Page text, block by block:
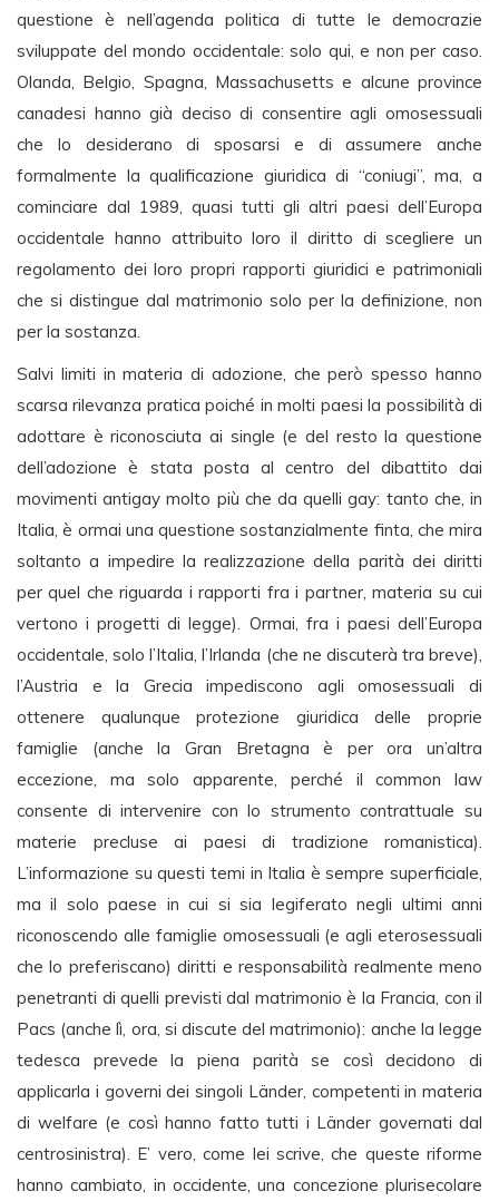
questione è nell’agenda politica di tutte le democrazie
sviluppate del mondo occidentale: solo qui, e non per caso.
Olanda, Belgio, Spagna, Massachusetts e alcune province
canadesi hanno già deciso di consentire agli omosessuali
che lo desiderano di sposarsi e di assumere anche
formalmente la qualificazione giuridica di “coniugi”, ma, a
cominciare dal 1989, quasi tutti gli altri paesi dell’Europa
occidentale hanno attribuito loro il diritto di scegliere un
regolamento dei loro propri rapporti giuridici e patrimoniali
che si distingue dal matrimonio solo per la definizione, non
per la sostanza.
Salvi limiti in materia di adozione, che però spesso hanno
scarsa rilevanza pratica poiché in molti paesi la possibilità di
adottare è riconosciuta ai single (e del resto la questione
dell’adozione è stata posta al centro del dibattito dai
movimenti antigay molto più che da quelli gay: tanto che, in
Italia, è ormai una questione sostanzialmente finta, che mira
soltanto a impedire la realizzazione della parità dei diritti
per quel che riguarda i rapporti fra i partner, materia su cui
vertono i progetti di legge). Ormai, fra i paesi dell’Europa
occidentale, solo l’Italia, l’Irlanda (che ne discuterà tra breve),
l’Austria e la Grecia impediscono agli omosessuali di
ottenere qualunque protezione giuridica delle proprie
famiglie (anche la Gran Bretagna è per ora un’altra
eccezione, ma solo apparente, perché il common law
consente di intervenire con lo strumento contrattuale su
materie precluse ai paesi di tradizione romanistica).
L’informazione su questi temi in Italia è sempre superficiale,
ma il solo paese in cui si sia legiferato negli ultimi anni
riconoscendo alle famiglie omosessuali (e agli eterosessuali
che lo preferiscano) diritti e responsabilità realmente meno
penetranti di quelli previsti dal matrimonio è la Francia, con il
Pacs (anche lì, ora, si discute del matrimonio): anche la legge
tedesca prevede la piena parità se così decidono di
applicarla i governi dei singoli Länder, competenti in materia
di welfare (e così hanno fatto tutti i Länder governati dal
centrosinistra). E’ vero, come lei scrive, che queste riforme
hanno cambiato, in occidente, una concezione plurisecolare